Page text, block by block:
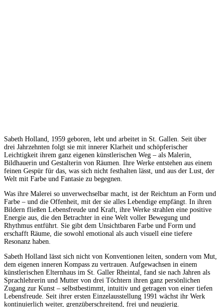
Sabeth Holland, 1959 geboren, lebt und arbeitet in St. Gallen. Seit über
drei Jahrzehnten folgt sie mit innerer Klarheit und schöpferischer
Leichtigkeit ihrem ganz eigenen künstlerischen Weg – als Malerin,
Bildhauerin und Gestalterin von Räumen. Ihre Werke entstehen aus einem
feinen Gespür für das, was sich nicht festhalten lässt, und aus der Lust, der
Welt mit Farbe und Fantasie zu begegnen.
Was ihre Malerei so unverwechselbar macht, ist der Reichtum an Form und
Farbe – und die Offenheit, mit der sie alles Lebendige empfängt. In ihren
Bildern fließen Lebensfreude und Kraft, ihre Werke strahlen eine positive
Energie aus, die den Betrachter in eine Welt voller Bewegung und
Rhythmus entführt. Sie gibt dem Unsichtbaren Farbe und Form und
erschafft Räume, die sowohl emotional als auch visuell eine tiefere
Resonanz haben.
Sabeth Holland lässt sich nicht von Konventionen leiten, sondern vom Mut,
dem eigenen inneren Kompass zu vertrauen. Aufgewachsen in einem
künstlerischen Elternhaus im St. Galler Rheintal, fand sie nach Jahren als
Sprachlehrerin und Mutter von drei Töchtern ihren ganz persönlichen
Zugang zur Kunst – selbstbestimmt, intuitiv und getragen von einer tiefen
Lebensfreude. Seit ihrer ersten Einzelausstellung 1991 wächst ihr Werk
kontinuierlich weiter, grenzüberschreitend, frei und neugierig.